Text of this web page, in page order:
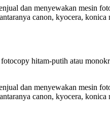
dan menyewakan mesin
canon, kyocera,
hitam-putih atau
dan menyewakan mesin
canon, kyocera,